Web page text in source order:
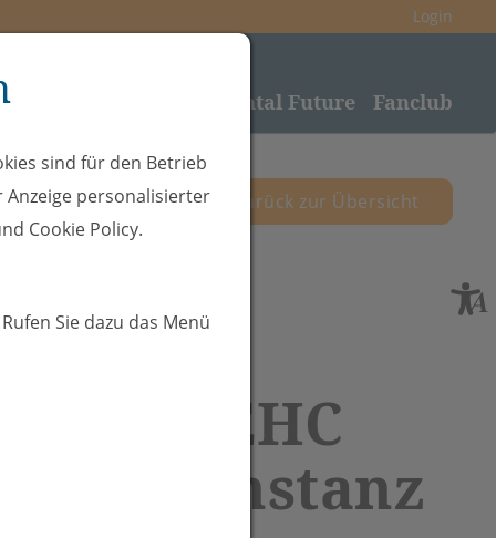
Login
Rheintal Future Fanclub
zurück zur Übersicht
- EHC
Konstanz
sind für den Betrieb
personalisierter
Cookie Policy.
Sie dazu das Menü